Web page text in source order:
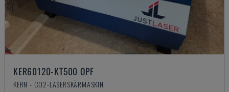
KER60120-KT500 OPF
KERN - CO2-LASERSKÄRMASKIN